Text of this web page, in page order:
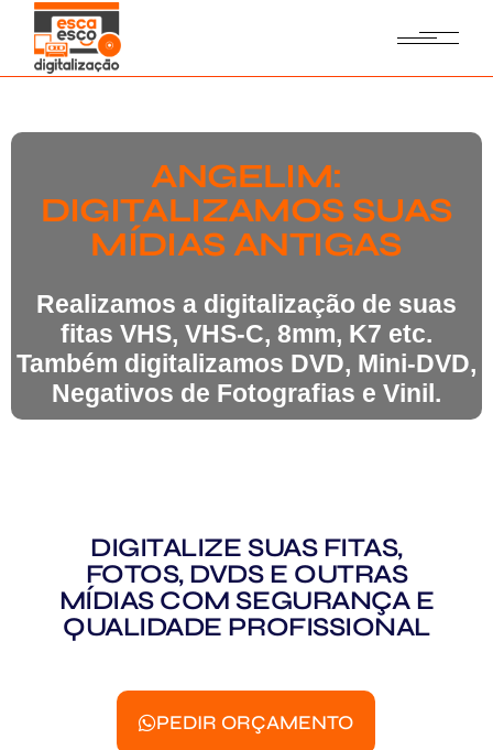
ANGELIM:
DIGITALIZAMOS SUAS
MÍDIAS ANTIGAS
Realizamos a digitalização de suas
fitas VHS, VHS-C, 8mm, K7 etc.
Também digitalizamos DVD, Mini-DVD,
Negativos de Fotografias e Vinil.
DIGITALIZE SUAS FITAS,
FOTOS, DVDS E OUTRAS
MÍDIAS COM SEGURANÇA E
QUALIDADE PROFISSIONAL
PEDIR ORÇAMENTO